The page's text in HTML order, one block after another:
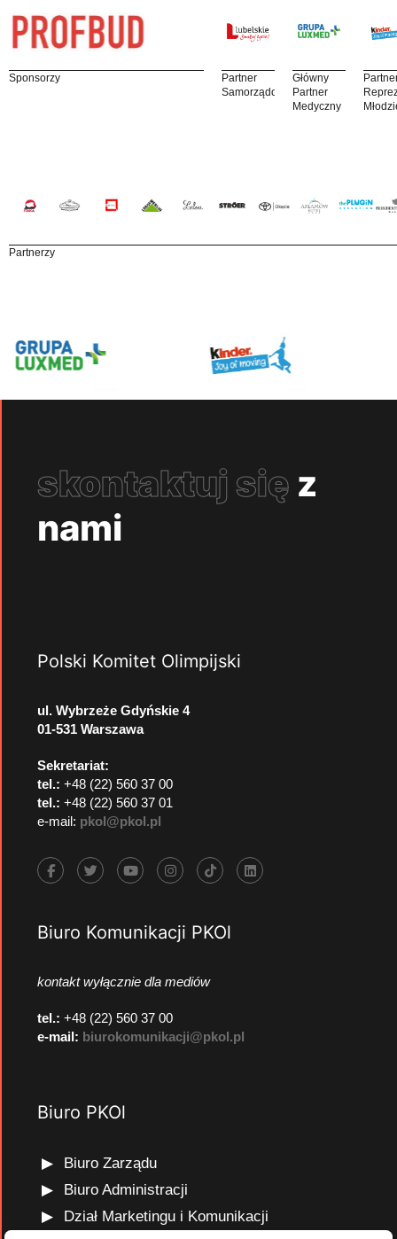
Sponsorzy
Partner
Samorządowy
Główny
Partner
Medyczny
Partnerzy
skontaktuj się z
nami
Polski Komitet Olimpijski
ul. Wybrzeże Gdyńskie 4
01-531 Warszawa
Sekretariat:
tel.: +48 (22) 560 37 00
tel.: +48 (22) 560 37 01
e-mail: pkol@pkol.pl
Biuro Komunikacji PKOl
kontakt wyłącznie dla mediów
tel.: +48 (22) 560 37 00
e-mail: biurokomunikacji@pkol.pl
Biuro PKOl
Biuro Zarządu
Biuro Administracji
Dział Marketingu i Komunikacji